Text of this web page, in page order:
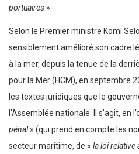
portuaires ».
Selon le Premier ministre Komi
sensiblement amélioré son cadre
à la mer, depuis la tenue de la
pour la Mer (HCM), en septembre
les textes juridiques que le
l’Assemblée nationale. Il s’agit, en
pénal» (qui prend en compte les
secteur maritime, de « la loi relative